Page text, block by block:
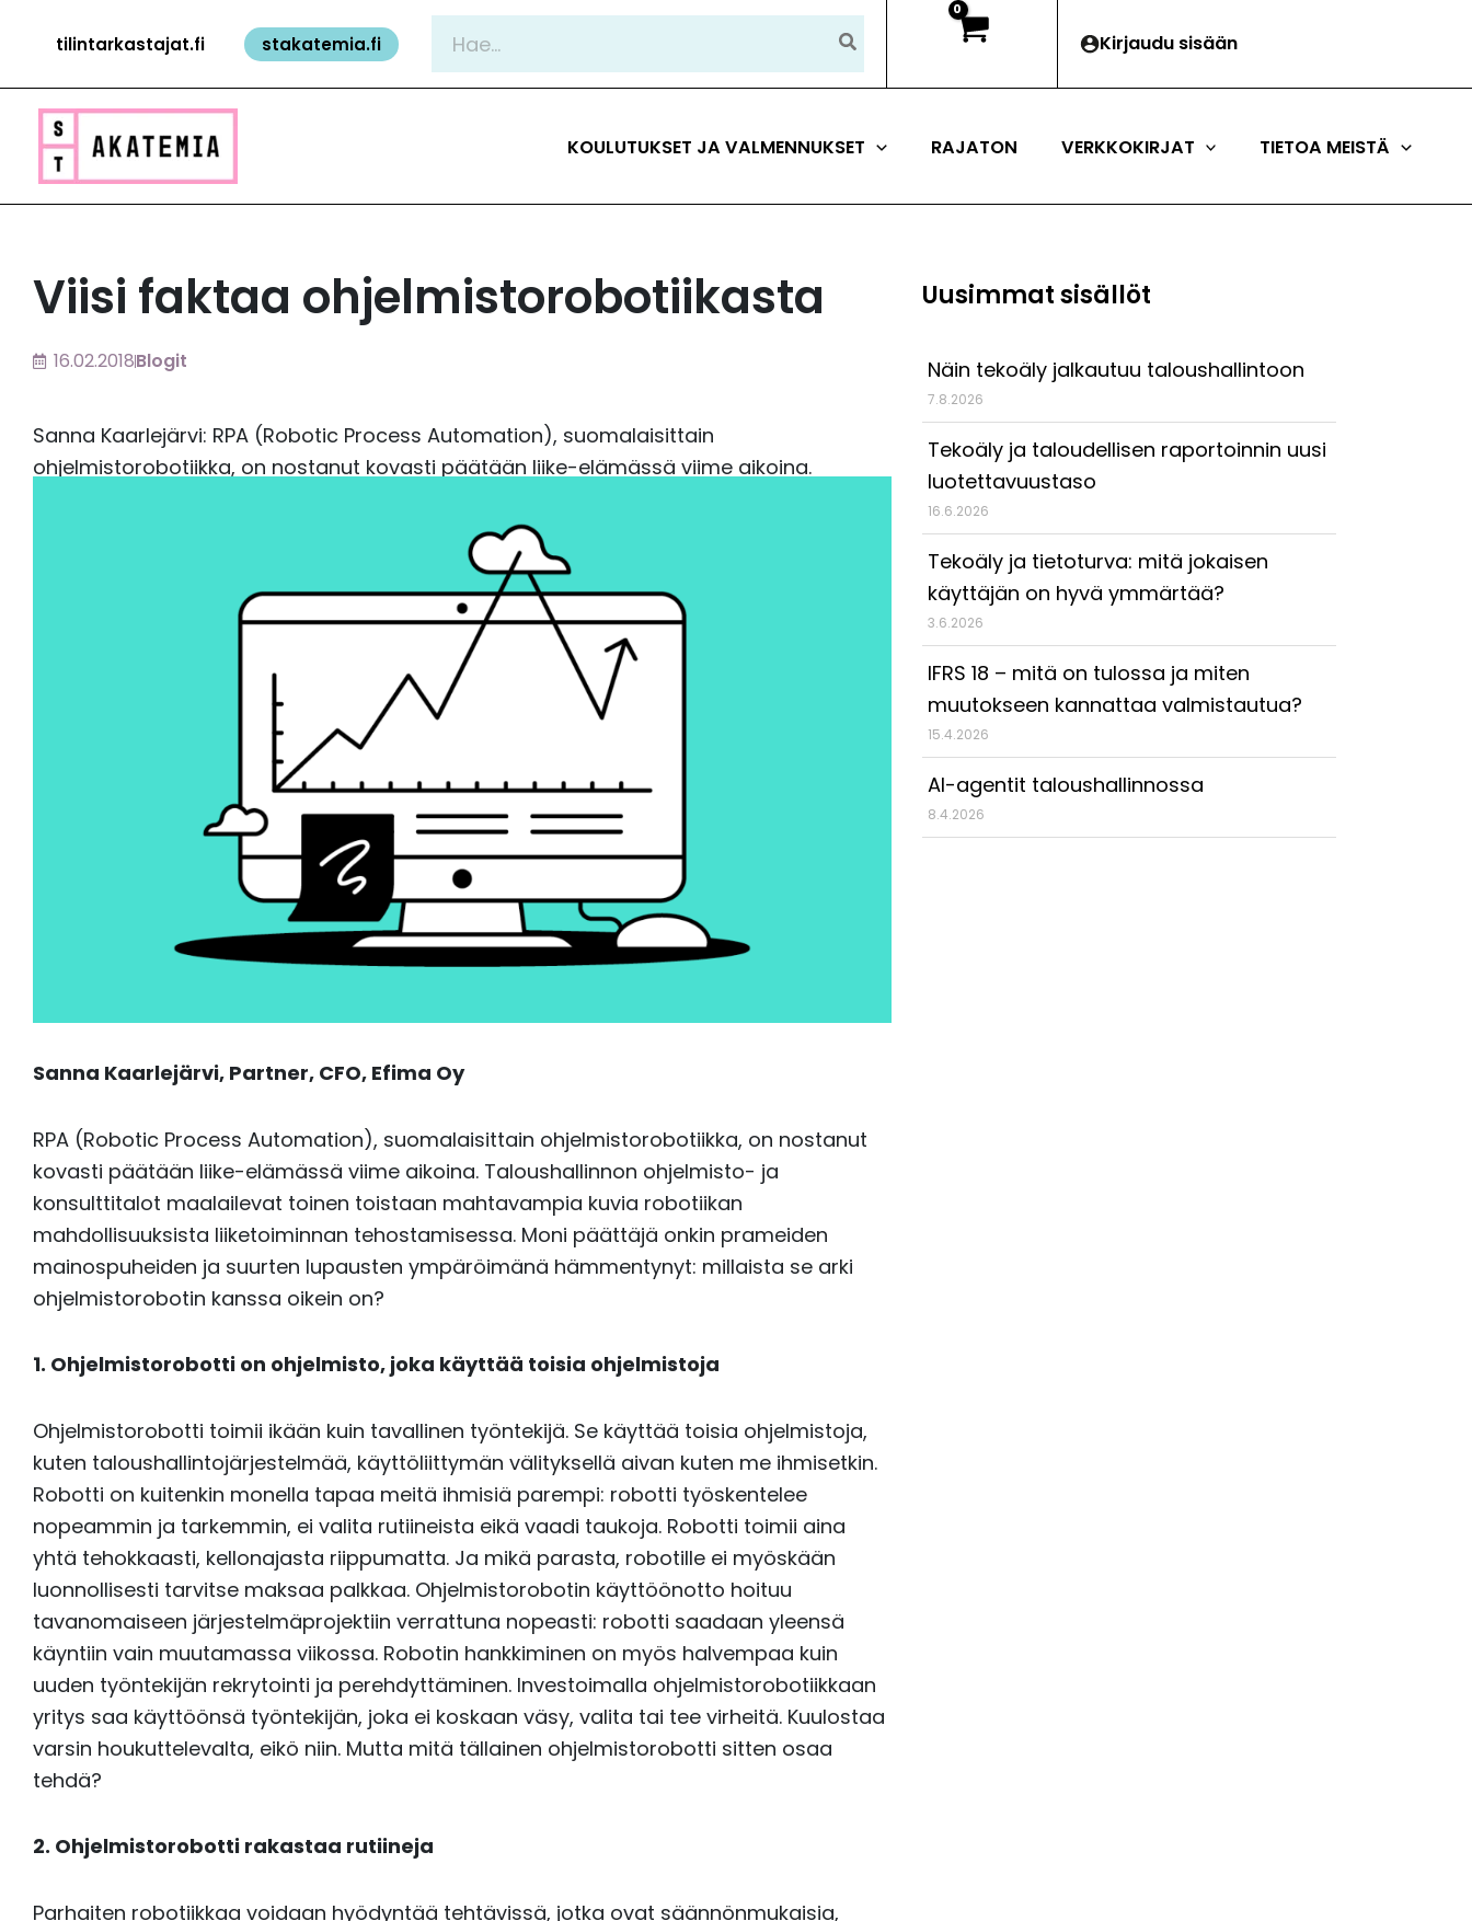
sisältööntilintarkastajat.fi stakatemia.fi Kirjaudu sisään
KOULUTUKSET JA VALMENNUKSET RAJATON VERKKOKIRJAT TIETOA MEISTÄ
Viisi faktaa ohjelmistorobotiikasta
16.02.2018Blogit
Sanna Kaarlejärvi: RPA (Robotic Process Automation), suomalaisittain
ohjelmistorobotiikka, on nostanut kovasti päätään liike-elämässä viime aikoina.
Sanna Kaarlejärvi, Partner, CFO, Efima Oy
RPA (Robotic Process Automation), suomalaisittain ohjelmistorobotiikka, on nostanut
kovasti päätään liike-elämässä viime aikoina. Taloushallinnon ohjelmisto- ja
konsulttitalot maalailevat toinen toistaan mahtavampia kuvia robotiikan
mahdollisuuksista liiketoiminnan tehostamisessa. Moni päättäjä onkin prameiden
mainospuheiden ja suurten lupausten ympäröimänä hämmentynyt: millaista se arki
ohjelmistorobotin kanssa oikein on?
1. Ohjelmistorobotti on ohjelmisto, joka käyttää toisia ohjelmistoja
Ohjelmistorobotti toimii ikään kuin tavallinen työntekijä. Se käyttää toisia ohjelmistoja,
kuten taloushallintojärjestelmää, käyttöliittymän välityksellä aivan kuten me ihmisetkin.
Robotti on kuitenkin monella tapaa meitä ihmisiä parempi: robotti työskentelee
nopeammin ja tarkemmin, ei valita rutiineista eikä vaadi taukoja. Robotti toimii aina
yhtä tehokkaasti, kellonajasta riippumatta. Ja mikä parasta, robotille ei myöskään
luonnollisesti tarvitse maksaa palkkaa. Ohjelmistorobotin käyttöönotto hoituu
tavanomaiseen järjestelmäprojektiin verrattuna nopeasti: robotti saadaan yleensä
käyntiin vain muutamassa viikossa. Robotin hankkiminen on myös halvempaa kuin
uuden työntekijän rekrytointi ja perehdyttäminen. Investoimalla ohjelmistorobotiikkaan
yritys saa käyttöönsä työntekijän, joka ei koskaan väsy, valita tai tee virheitä. Kuulostaa
varsin houkuttelevalta, eikö niin. Mutta mitä tällainen ohjelmistorobotti sitten osaa
tehdä?
2. Ohjelmistorobotti rakastaa rutiineja
Parhaiten robotiikkaa voidaan hyödyntää tehtävissä, jotka ovat säännönmukaisia,
Uusimmat sisällöt
Näin tekoäly jalkautuu taloushallintoon
7.8.2026
Tekoäly ja taloudellisen raportoinnin uusi
luotettavuustaso
16.6.2026
Tekoäly ja tietoturva: mitä jokaisen
käyttäjän on hyvä ymmärtää?
3.6.2026
IFRS 18 – mitä on tulossa ja miten
muutokseen kannattaa valmistautua?
15.4.2026
AI-agentit taloushallinnossa
8.4.2026